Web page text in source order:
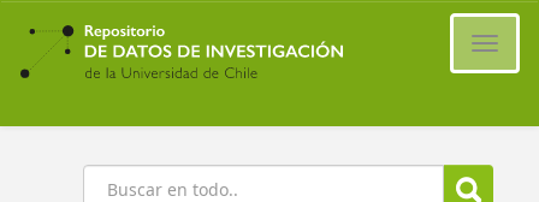
Ir
contenido
principal
Buscar